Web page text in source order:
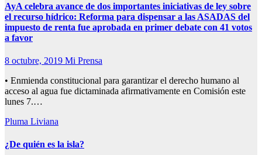
AyA celebra avance de dos importantes iniciativas de ley sobre
el recurso hídrico: Reforma para dispensar a las ASADAS del
impuesto de renta fue aprobada en primer debate con 41 votos
a favor
8 octubre, 2019 Mi Prensa
• Enmienda constitucional para garantizar el derecho humano al
acceso al agua fue dictaminada afirmativamente en Comisión este
lunes 7.…
Pluma Liviana
¿De quién es la isla?